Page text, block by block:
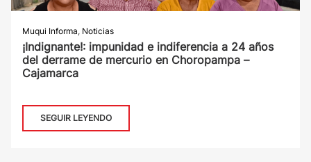
Muqui Informa, Noticias
¡Indignante!: impunidad e indiferencia a 24 años
del derrame de mercurio en Choropampa –
Cajamarca
SEGUIR LEYENDO